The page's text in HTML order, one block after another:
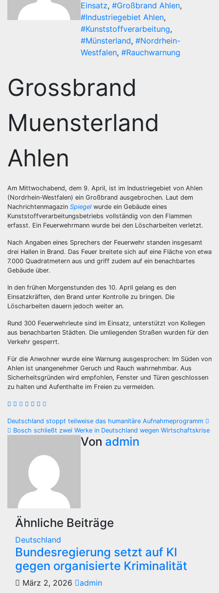
Einsatz, #Großbrand Ahlen,
#Industriegebiet Ahlen,
#Kunststoffverarbeitung,
#Münsterland, #Nordrhein-
Westfalen, #Rauchwarnung
Grossbrand
Muensterland
Ahlen
Am Mittwochabend, dem 9. April, ist im Industriegebiet von Ahlen
(Nordrhein-Westfalen) ein Großbrand ausgebrochen. Laut dem
Nachrichtenmagazin Spiegel wurde ein Gebäude eines
Kunststoffverarbeitungsbetriebs vollständig von den Flammen
erfasst. Ein Feuerwehrmann wurde bei den Löscharbeiten verletzt.
Nach Angaben eines Sprechers der Feuerwehr standen insgesamt
drei Hallen in Brand. Das Feuer breitete sich auf eine Fläche von etwa
7.000 Quadratmetern aus und griff zudem auf ein benachbartes
Gebäude über.
In den frühen Morgenstunden des 10. April gelang es den
Einsatzkräften, den Brand unter Kontrolle zu bringen. Die
Löscharbeiten dauern jedoch weiter an.
Rund 300 Feuerwehrleute sind im Einsatz, unterstützt von Kollegen
aus benachbarten Städten. Die umliegenden Straßen wurden für den
Verkehr gesperrt.
Für die Anwohner wurde eine Warnung ausgesprochen: Im Süden von
Ahlen ist unangenehmer Geruch und Rauch wahrnehmbar. Aus
Sicherheitsgründen wird empfohlen, Fenster und Türen geschlossen
zu halten und Aufenthalte im Freien zu vermeiden.
Beitragsnavigation
Deutschland stoppt teilweise das humanitäre Aufnahmeprogramm
Bosch schließt zwei Werke in Deutschland wegen Wirtschaftskrise
Von admin
Ähnliche Beiträge
Deutschland
Bundesregierung setzt auf KI
gegen organisierte Kriminalität
März 2, 2026
admin